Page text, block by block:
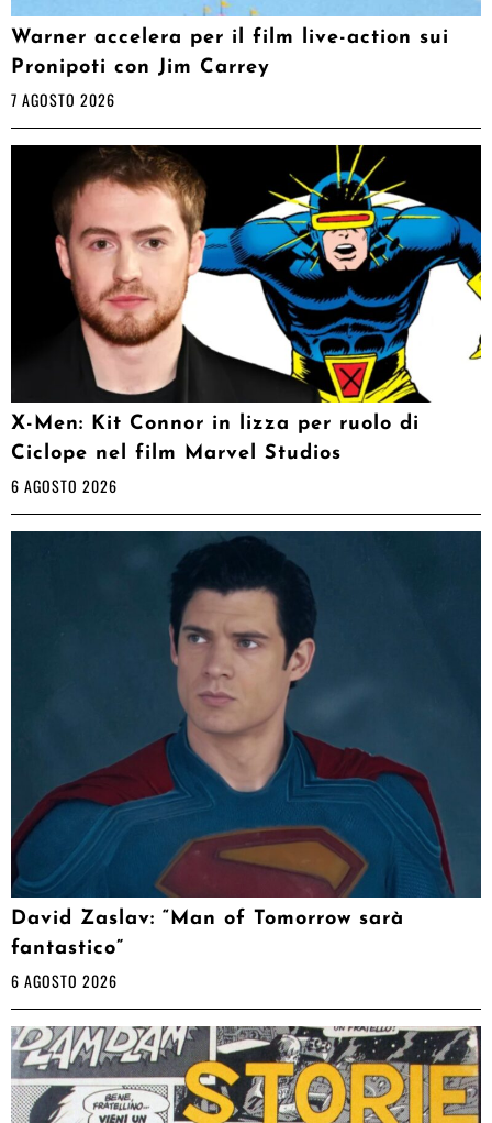
Warner accelera per il film live-action sui
Pronipoti con Jim Carrey
7 AGOSTO 2026
X-Men: Kit Connor in lizza per ruolo di
Ciclope nel film Marvel Studios
6 AGOSTO 2026
David Zaslav: “Man of Tomorrow sarà
fantastico”
6 AGOSTO 2026